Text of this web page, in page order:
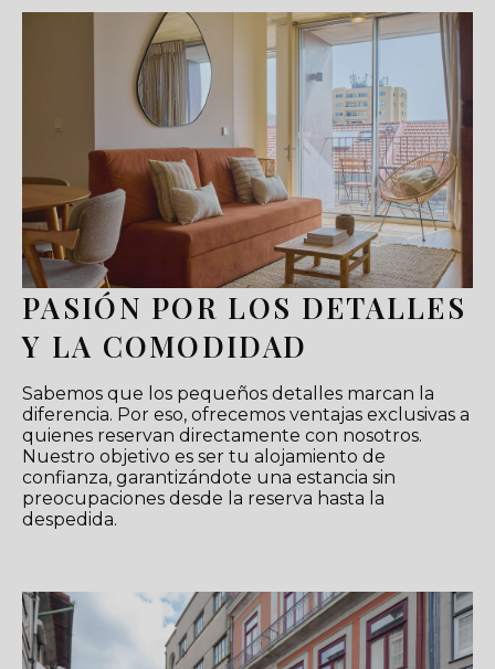
PASIÓN POR LOS DETALLES
Y LA COMODIDAD
Sabemos que los pequeños detalles marcan la
diferencia. Por eso, ofrecemos ventajas exclusivas a
quienes reservan directamente con nosotros.
Nuestro objetivo es ser tu alojamiento de
confianza, garantizándote una estancia sin
preocupaciones desde la reserva hasta la
despedida.